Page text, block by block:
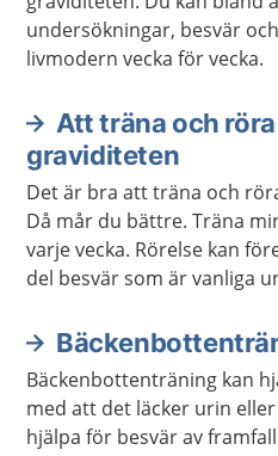
undersökningar, besvär
livmodern vecka för vecka.
Att träna och
graviditeten
Det är bra att träna och
Då mår du bättre. Träna
varje vecka. Rörelse kan
del besvär som är vanliga
Bäckenbottenträning kan
med att det läcker urin
hjälpa för besvär av